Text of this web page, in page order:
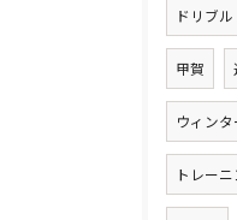
ドリブル
甲賀
ウィン
トレー